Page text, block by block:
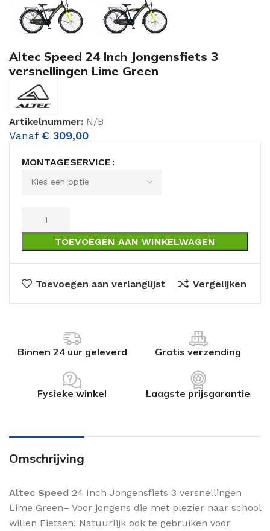
Altec Speed 24 Inch Jongensfiets 3
versnellingen Lime Green
Artikelnummer: N/B
Vanaf € 309,00
MONTAGESERVICE
TOEVOEGEN AAN WINKELWAGEN
Toevoegen aan verlanglijst Vergelijken
Binnen 24 uur geleverd Gratis verzending
Fysieke winkel Laagste prijsgarantie
Omschrijving
Altec Speed 24 Inch Jongensfiets 3 versnellingen
Lime Green– Voor jongens die met plezier naar school
willen Fietsen! Natuurlijk ook te gebruiken voor